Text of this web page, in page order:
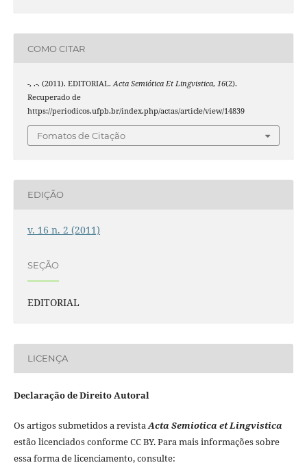
COMO CITAR
-, .-. (2011). EDITORIAL.Acta Semiótica Et Lingvistica, 16(2).
Recuperado de
https://periodicos.ufpb.br/index.php/actas/article/view/14839
Fomatos de Citação
EDIÇÃO
v. 16 n. 2 (2011)
SEÇÃO
EDITORIAL
LICENÇA
Declaração de Direito Autoral
Os artigos submetidos a revistaActa Semiotica et Lingvistica
estão licenciados conforme CC BY. Para mais informações sobre
essa forma de licenciamento, consulte: